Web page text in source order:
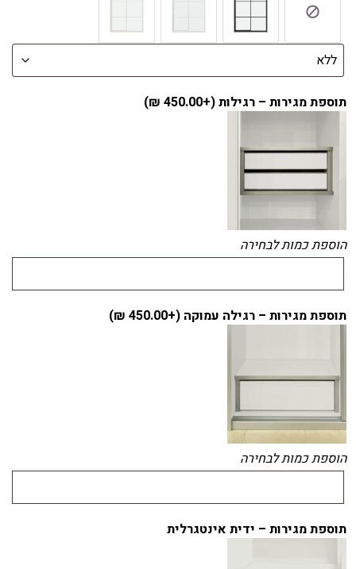
תוספת מגירות – רגילות (+450.00
₪
)
הוספת כמות לבחירה
תוספת מגירות – רגילה עמוקה (+450.00
₪
)
הוספת כמות לבחירה
תוספת מגירות – ידית אינטגרלית